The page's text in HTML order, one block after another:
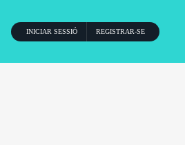
INICIAR SESSIÓ
REGISTRAR-SE